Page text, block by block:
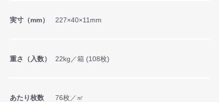
実寸（mm） 227×40×11mm
重さ（入数） 22kg／箱 (108枚)
あたり枚数 76枚／㎡